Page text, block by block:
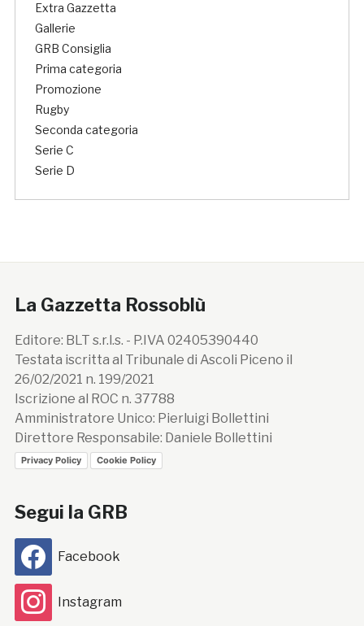
Extra Gazzetta
Gallerie
GRB Consiglia
Prima categoria
Promozione
Rugby
Seconda categoria
Serie C
Serie D
La Gazzetta Rossoblù
Editore: BLT s.r.l.s. - P.IVA 02405390440
Testata iscritta al Tribunale di Ascoli Piceno il
26/02/2021 n. 199/2021
Iscrizione al ROC n. 37788
Amministratore Unico: Pierluigi Bollettini
Direttore Responsabile: Daniele Bollettini
Privacy Policy Cookie Policy
Segui la GRB
Facebook
Instagram